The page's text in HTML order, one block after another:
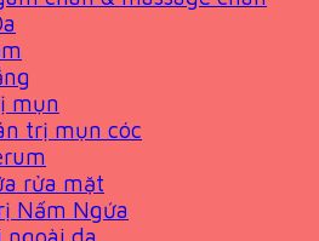
mụn
trị mụn cóc
rửa mặt
Nấm Ngứa